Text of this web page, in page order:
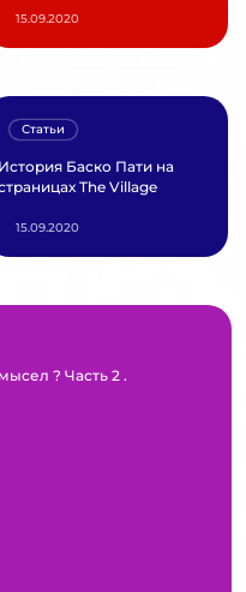
15.09.2020
История Баско Пати на
The Village
Статьи
15.09.2020
? Часть 2 .